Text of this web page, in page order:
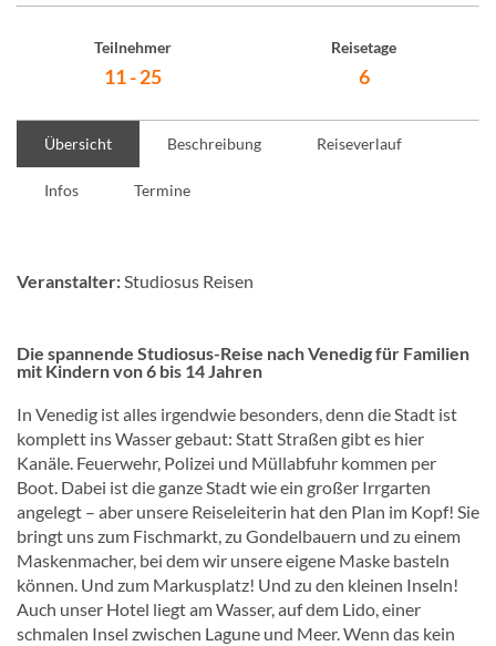
Teilnehmer
11 - 25
Reisetage
6
Übersicht Beschreibung Reiseverlauf
Infos Termine
Veranstalter:Studiosus Reisen
Die spannende Studiosus-Reise nach Venedig für Familien
mit Kindern von 6 bis 14 Jahren
In Venedig ist alles irgendwie besonders, denn die Stadt ist
komplett ins Wasser gebaut: Statt Straßen gibt es hier
Kanäle. Feuerwehr, Polizei und Müllabfuhr kommen per
Boot. Dabei ist die ganze Stadt wie ein großer Irrgarten
angelegt – aber unsere Reiseleiterin hat den Plan im Kopf! Sie
bringt uns zum Fischmarkt, zu Gondelbauern und zu einem
Maskenmacher, bei dem wir unsere eigene Maske basteln
können. Und zum Markusplatz! Und zu den kleinen Inseln!
Auch unser Hotel liegt am Wasser, auf dem Lido, einer
schmalen Insel zwischen Lagune und Meer. Wenn das kein